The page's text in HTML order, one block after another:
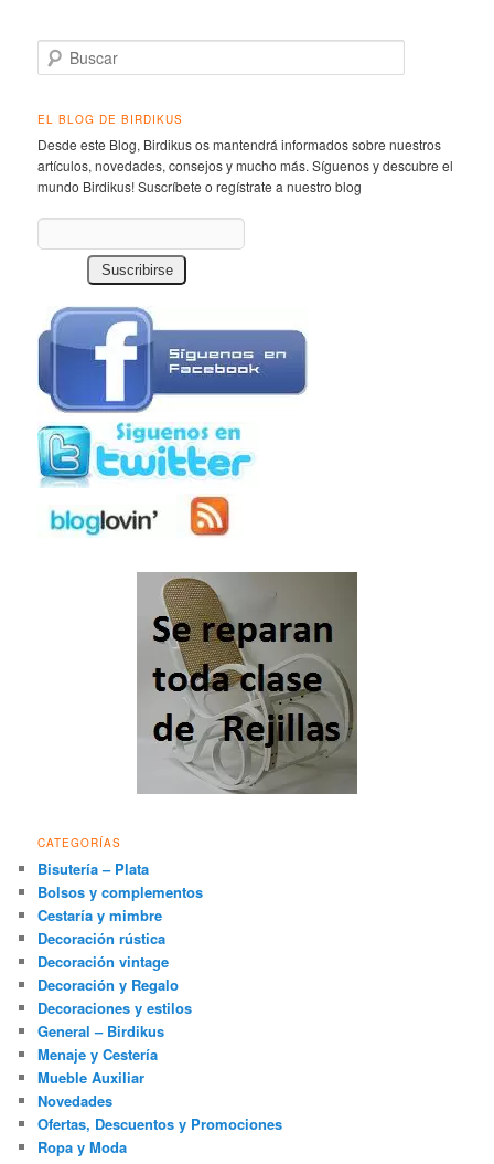
Buscar
EL BLOG DE BIRDIKUS
Desde este Blog, Birdikus os mantendrá informados sobre nuestros
artículos, novedades, consejos y mucho más. Síguenos y descubre el
mundo Birdikus! Suscríbete o regístrate a nuestro blog
CATEGORÍAS
Bisutería – Plata
Bolsos y complementos
Cestaría y mimbre
Decoración rústica
Decoración vintage
Decoración y Regalo
Decoraciones y estilos
General – Birdikus
Menaje y Cestería
Mueble Auxiliar
Novedades
Ofertas, Descuentos y Promociones
Ropa y Moda